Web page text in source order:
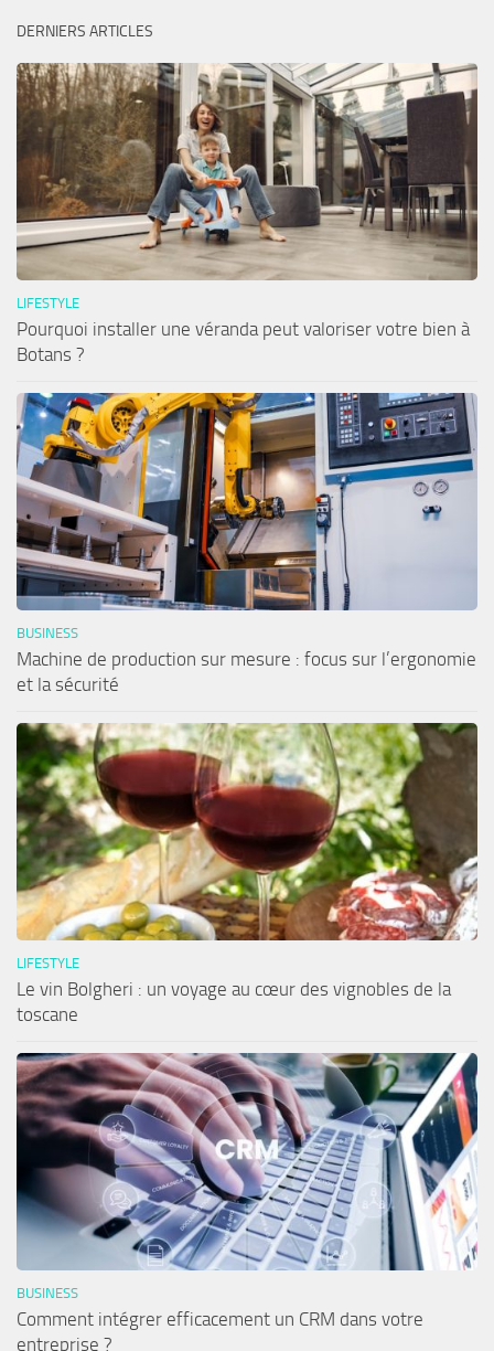
DERNIERS ARTICLES
LIFESTYLE
Pourquoi installer une véranda peut valoriser votre bien à
Botans ?
BUSINESS
Machine de production sur mesure : focus sur l’ergonomie
et la sécurité
LIFESTYLE
Le vin Bolgheri : un voyage au cœur des vignobles de la
toscane
BUSINESS
Comment intégrer efficacement un CRM dans votre
entreprise ?